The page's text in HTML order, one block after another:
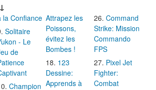
la Confiance
Solitaire
- Le
de
Champion
Attrapez les
Poissons,
évitez les
Bombes !
123
Dessine:
Apprends à
Command
Strike: Mission
Commando
FPS
Pixel Jet
Fighter:
Combat